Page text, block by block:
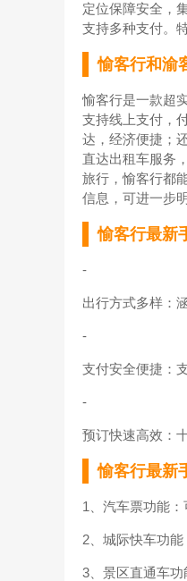
定位保障安全，
支持多种支付。
愉客行和渝
愉客行是一款超
支持线上支付，
达，经济便捷；
直达出租车服务
旅行，愉客行都
信息，可进一步
愉客行最新
-
出行方式多样：
-
支付安全便捷：
-
预订快速高效：
愉客行最新
1、汽车票功能
2、城际快车功
3、景区直通车功